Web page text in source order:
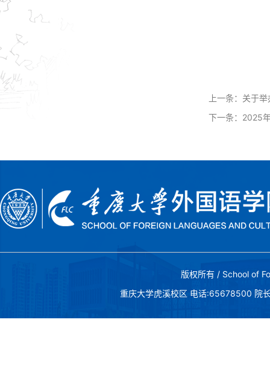
上一条： 关于
下一条： 2025
版权所有 / School of
重庆大学虎溪校区 电话:65678500 院